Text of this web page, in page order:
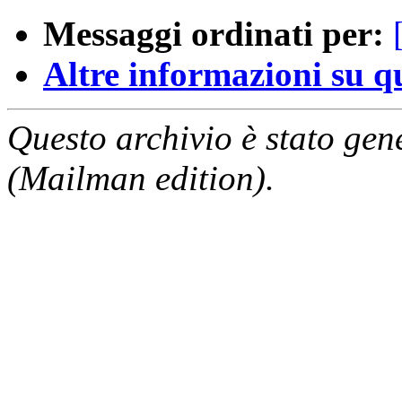
Messaggi ordinati per:
Altre informazioni su
Questo archivio è stato
(Mailman edition).